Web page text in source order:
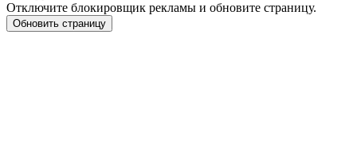
Отключите блокировщик рекламы и обновите страницу.
Обновить страницу